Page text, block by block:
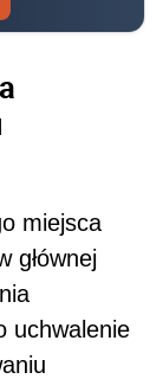
miejsca
głównej
uchwalenie